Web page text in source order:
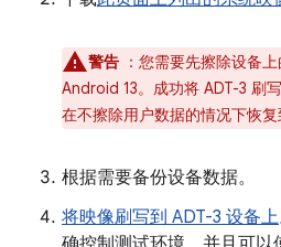
警告 ：您需要先擦除设备
Android 13。成功将 ADT-3 刷
在不擦除用户数据的情况下恢
根据需要备份设备数据。
将映像刷写到 ADT-3 设备上